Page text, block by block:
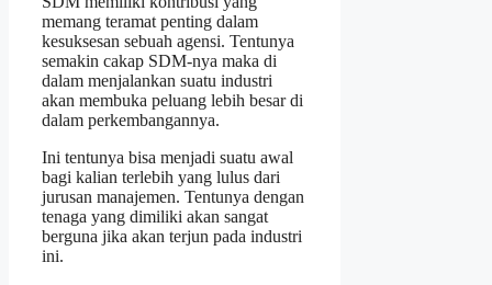
memang teramat penting dalam
kesuksesan sebuah agensi. Tentunya
semakin cakap SDM-nya maka di
dalam menjalankan suatu industri
akan membuka peluang lebih besar di
dalam perkembangannya.
Ini tentunya bisa menjadi suatu awal
bagi kalian terlebih yang lulus dari
jurusan manajemen. Tentunya dengan
tenaga yang dimiliki akan sangat
berguna jika akan terjun pada industri
ini.